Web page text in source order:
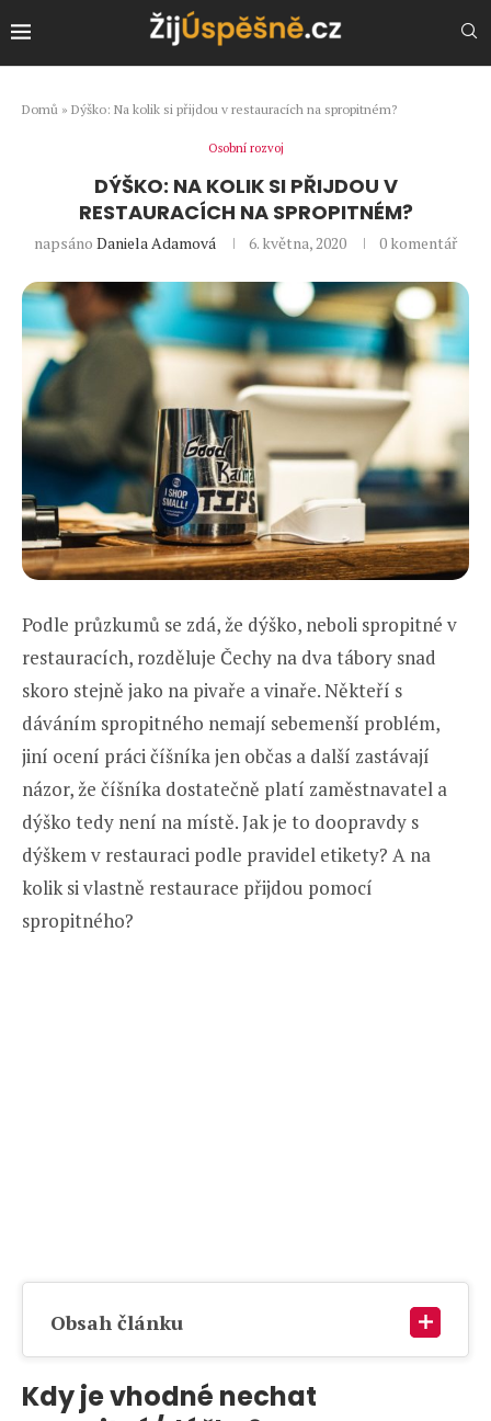
Domů » Dýško: Na kolik si přijdou v restauracích na spropitném?
Osobní rozvoj
DÝŠKO: NA KOLIK SI PŘIJDOU V
RESTAURACÍCH NA SPROPITNÉM?
napsáno Daniela Adamová 6. května, 2020 0 komentář
Podle průzkumů se zdá, že dýško, neboli spropitné v
restauracích, rozděluje Čechy na dva tábory snad
skoro stejně jako na pivaře a vinaře. Někteří s
dáváním spropitného nemají sebemenší problém,
jiní ocení práci číšníka jen občas a další zastávají
názor, že číšníka dostatečně platí zaměstnavatel a
dýško tedy není na místě. Jak je to doopravdy s
dýškem v restauraci podle pravidel etikety? A na
kolik si vlastně restaurace přijdou pomocí
spropitného?
Obsah článku
Kdy je vhodné nechat